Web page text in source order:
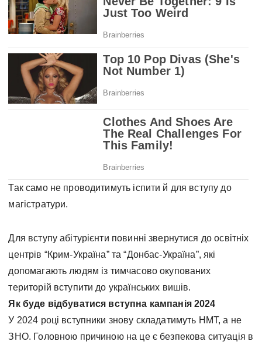
Так само не проводитимуть іспити й для вступу до
магістратури.
Для вступу абітурієнти повинні звернутися до освітніх
центрів “Крим-Україна” та “Донбас-Україна”, які
допомагають людям із тимчасово окупованих
територій вступити до українських вишів.
Як буде відбуватися вступна кампанія 2024
У 2024 році вступники знову складатимуть НМТ, а не
ЗНО. Головною причиною на це є безпекова ситуація в